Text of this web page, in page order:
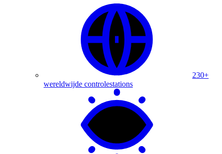
230+
wereldwijde controlestations